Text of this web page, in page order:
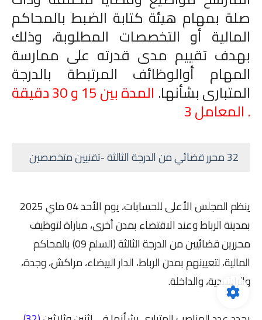
صلة بمهام هيئة كتابة الضبط بالمحاكم
المالية أو التخصصات المطلوبة، وذلك
بهدف تقييم مدى قدرته على ممارسة
المهام أوالوظائف المرتبطة بالدرجة
المتبارى بشأنها. المدة بين 15 و 30 دقيقة
. المعامل 3
32 محرر قضائي من الدرجة الثالثة -تقنيين متخصصين
ينظم المجلس الأعلى للحسابات، يوم الأحد 04 ماي 2025
بمدينة الرباط وعند الاقتضاء بمدن أخرى، مباراة لتوظيف
محررين قضائيين من الدرجة الثالثة (السلم 09) بالمحاكم
المالية، لتعيينهم بمدن الرباط، الدار البيضاء، مراكش، وجدة،
والراشيدية، والداخلة.